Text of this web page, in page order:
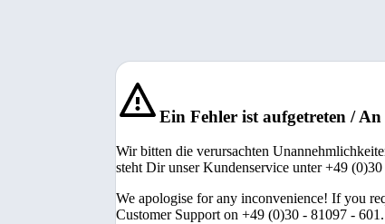
Ein Fehler ist aufgetreten /
Wir bitten die verursachten
steht Dir unser Kundenservice unter +49
We apologise for any inconvenience! If you
Customer Support on +49 (0)30 - 81097 - 601.